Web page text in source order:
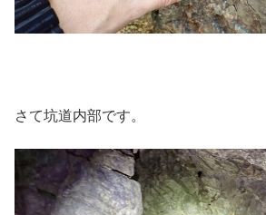
さて坑道内部です。